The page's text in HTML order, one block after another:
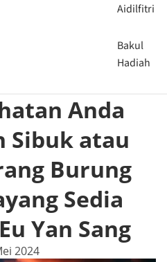
Aidilfitri
Bakul
Hadiah
Anda
Sibuk atau
Burung
Sedia
Yan Sang
2024